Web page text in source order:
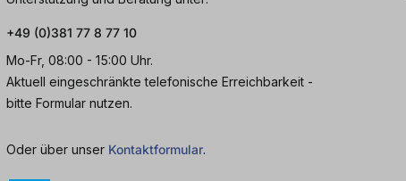
+49 (0)381 77 8 77 10
Mo-Fr, 08:00 - 15:00 Uhr.
Aktuell eingeschränkte telefonische Erreichbarkeit -
bitte Formular nutzen.
Oder über unser Kontaktformular.